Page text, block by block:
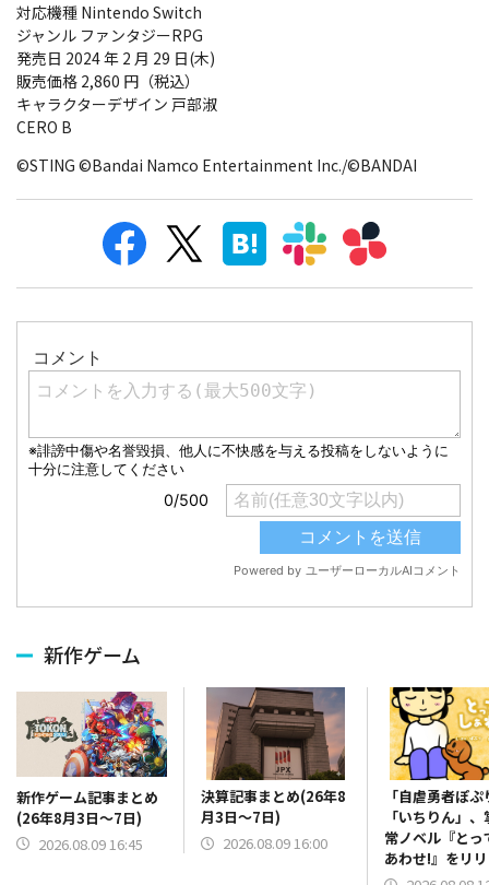
対応機種 Nintendo Switch
ジャンル ファンタジーRPG
発売日 2024 年 2 月 29 日(木)
販売価格 2,860 円（税込）
キャラクターデザイン 戸部淑
CERO B
©STING ©Bandai Namco Entertainment Inc./©BANDAI
新作ゲーム
新作ゲーム記事まとめ
(26年8月3日～7日)
2026.08.09 16:45
決算記事まとめ(26年8
月3日～7日)
2026.08.09 16:00
「自虐勇者ぽ
「いちりん」
常ノベル『とっ
あわせ!』をリ